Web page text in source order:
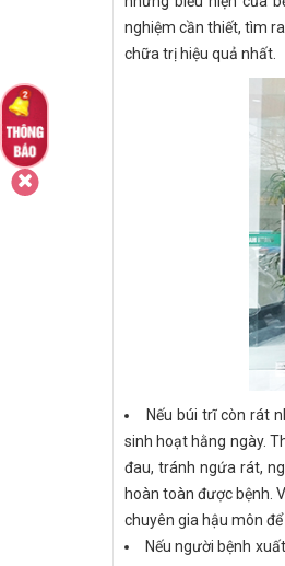
nghiệm cần thiết, tìm
chữa trị hiệu quả nhất.
Nếu búi trĩ còn rát
sinh hoạt hằng ngày.
đau, tránh ngứa rát,
hoàn toàn được bệnh.
chuyên gia hậu môn
Nếu người bệnh